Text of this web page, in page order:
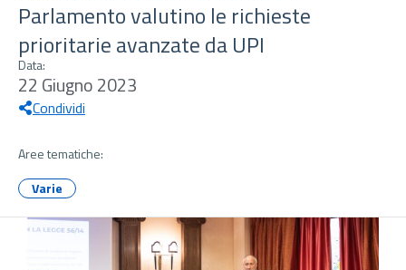
Parlamento valutino le richieste
prioritarie avanzate da UPI
Data:
22 Giugno 2023
Condividi
Aree tematiche:
Varie